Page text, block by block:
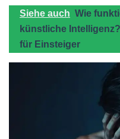
Siehe auch Wie
künstliche
für Einsteiger